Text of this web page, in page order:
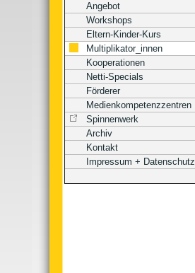
Angebot
Workshops
Eltern-Kinder-Kurs
Multiplikator_innen
Kooperationen
Netti-Specials
Förderer
Medienkompetenzzentren
Spinnenwerk
Archiv
Kontakt
Impressum + Datenschutz